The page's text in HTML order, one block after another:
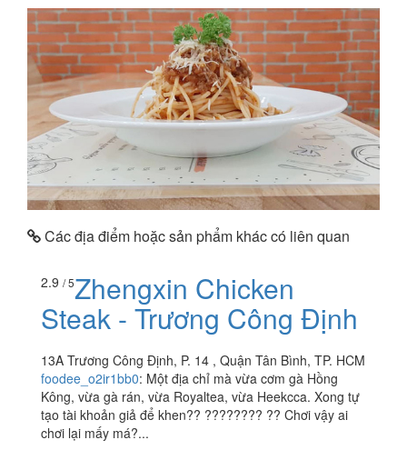
Các địa điểm hoặc sản phẩm khác có liên quan
2.9 / 5Zhengxin Chicken
Steak - Trương Công Định
13A Trương Công Định, P. 14 , Quận Tân Bình, TP. HCM
foodee_o2ir1bb0: Một địa chỉ mà vừa cơm gà Hồng
Kông, vừa gà rán, vừa Royaltea, vừa Heekcca. Xong tự
tạo tài khoản giả để khen?? ???????? ?? Chơi vậy ai
chơi lại mấy má?...